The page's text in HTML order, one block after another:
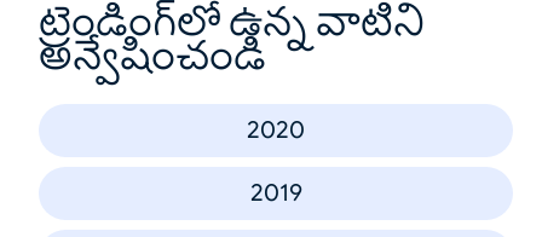
ట్రెండింగ్‌లో ఉన్న వాటిని
అన్వేషించండి
2020
2019